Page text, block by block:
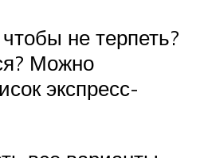
не терпеть?
Можно
экспресс-